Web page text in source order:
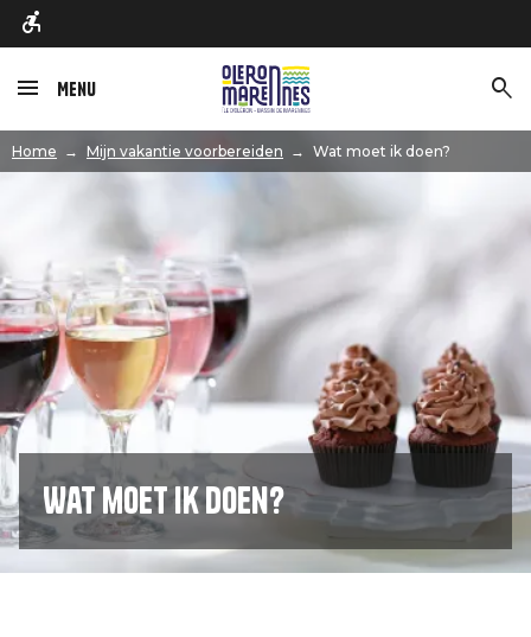
Menu
Home Mijn vakantie voorbereiden Wat moet ik doen?
Wat moet ik doen?